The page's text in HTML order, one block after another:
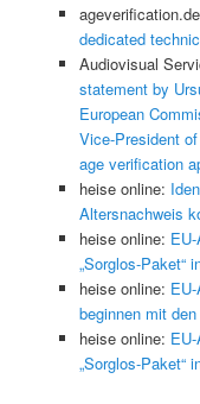
dedicated
Audiovisual
statement by
European
Vice-President
age verification
heise online:
Altersnachweis
heise online:
„Sorglos-Paket“
heise online:
beginnen mit
heise online:
„Sorglos-Paket“